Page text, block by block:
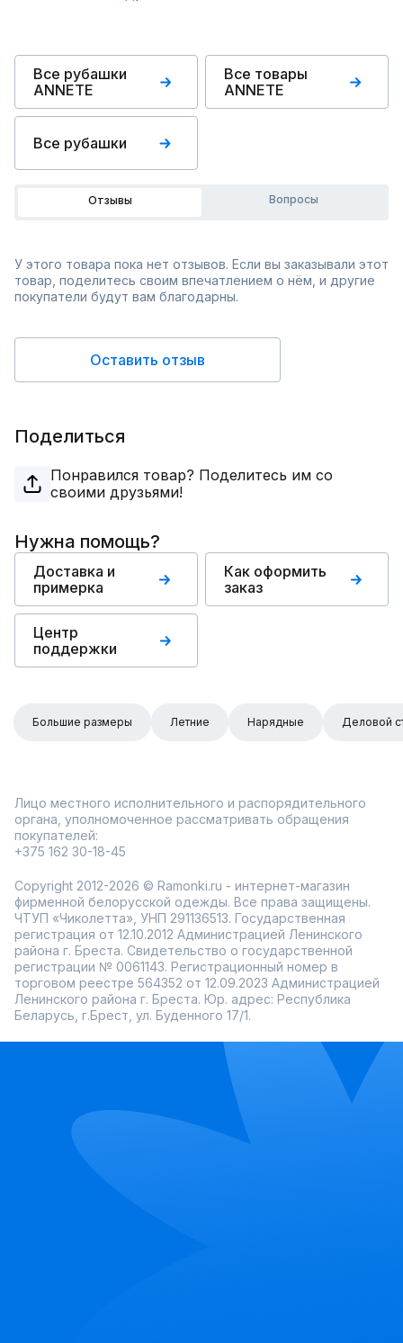
Все рубашки
ANNETE
Все товары
ANNETE
Все рубашки
Отзывы Вопросы
У этого товара пока нет отзывов. Если вы заказывали этот
товар, поделитесь своим впечатлением о нём, и другие
покупатели будут вам благодарны.
Оставить отзыв
Поделиться
Понравился товар? Поделитесь им со
своими друзьями!
Нужна помощь?
Доставка и
примерка
Как оформить
заказ
Центр
поддержки
Большие размеры Летние Нарядные Деловой
Лицо местного исполнительного и распорядительного
органа, уполномоченное рассматривать обращения
покупателей:
+375 162 30-18-45
Copyright 2012-2026 © Ramonki.ru - интернет-магазин
фирменной белорусской одежды. Все права защищены.
ЧТУП «Чиколетта», УНП 291136513. Государственная
регистрация от 12.10.2012 Администрацией Ленинского
района г. Бреста. Свидетельство о государственной
регистрации № 0061143. Регистрационный номер в
торговом реестре 564352 от 12.09.2023 Администрацией
Ленинского района г. Бреста. Юр. адрес: Республика
Беларусь, г.Брест, ул. Буденного 17/1.